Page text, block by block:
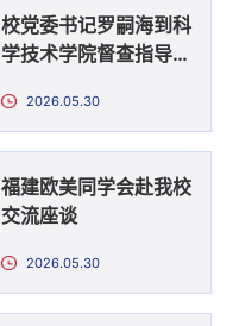
校党委书记罗嗣海到科
学技术学院督查指导工
2026.05.30
福建欧美同学会赴我校
交流座谈
2026.05.30